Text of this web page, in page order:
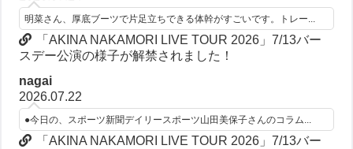
明菜さん、厚底ブーツで片足立ちできる体幹がすごいです。トレー...
「AKINA NAKAMORI LIVE TOUR 2026」7/13バー
スデー公演の様子が解禁されました！
nagai
2026.07.22
●今日の、スポーツ新聞デイリースポーツ山田美保子さんのコラム...
「AKINA NAKAMORI LIVE TOUR 2026」7/13バー